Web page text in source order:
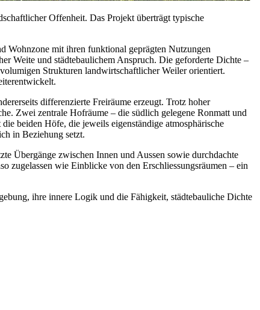
Offenheit. Das Projekt überträgt typische
Wohnzone mit ihren funktional geprägten Nutzungen
Weite und städtebaulichem Anspruch. Die geforderte Dichte –
Strukturen landwirtschaftlicher Weiler orientiert.
differenzierte Freiräume erzeugt. Trotz hoher
Zwei zentrale Hofräume – die südlich gelegene Ronmatt und
beiden Höfe, die jeweils eigenständige atmosphärische
in Beziehung setzt.
Übergänge zwischen Innen und Aussen sowie durchdachte
zugelassen wie Einblicke von den Erschliessungsräumen – ein
ihre innere Logik und die Fähigkeit, städtebauliche Dichte